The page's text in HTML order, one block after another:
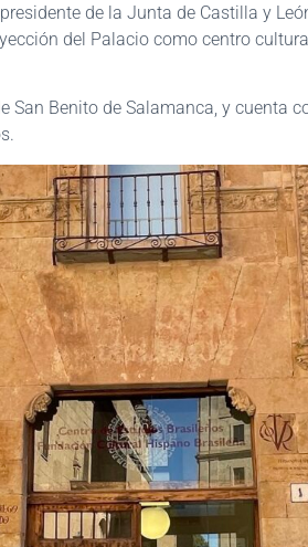
de la Junta de Castilla y
del Palacio como centro
San Benito de Salamanca, y